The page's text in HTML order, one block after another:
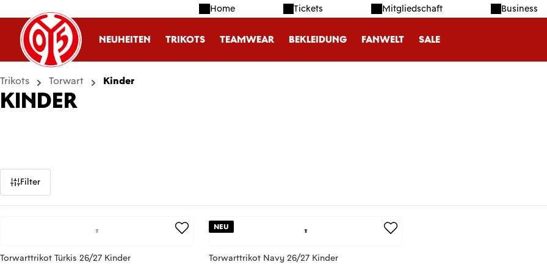
Hauptinhalt springen
Zur Suche springen
Zur Hauptnavigation springen Home Tickets Mitgliedschaft Business
NEUHEITEN TRIKOTS TEAMWEAR BEKLEIDUNG FANWELT SALE
Trikots Torwart Kinder
KINDER
Filter
Torwarttrikot Türkis 26/27 Kinder
NEU
Torwarttrikot Navy 26/27 Kinder